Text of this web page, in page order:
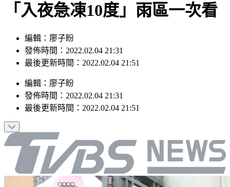
「入夜急凍10度」雨區一次看
編輯：廖子盼
發佈時間：2022.02.04 21:31
最後更新時間：2022.02.04 21:51
編輯 ： 廖子盼
發佈時間： 2022.02.04 21:31
最後更新時間： 2022.02.04 21:51